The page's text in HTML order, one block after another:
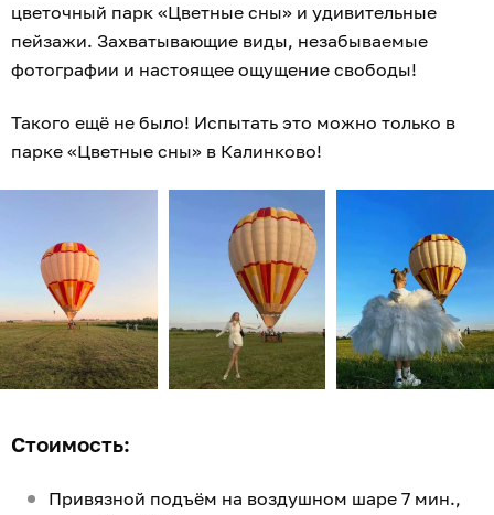
цветочный парк «Цветные сны» и удивительные
пейзажи. Захватывающие виды, незабываемые
фотографии и настоящее ощущение свободы!
Такого ещё не было! Испытать это можно только в
парке «Цветные сны» в Калинково!
Стоимость:
Привязной подъём на воздушном шаре 7 мин.,